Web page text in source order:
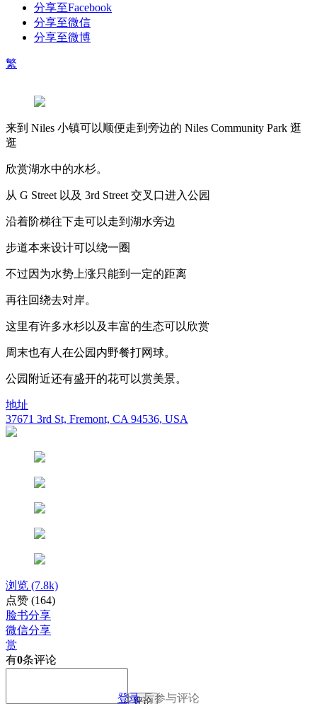
分享至Facebook
分享至微信
分享至微博
繁
来到 Niles 小镇可以顺便走到旁边的 Niles Community Park 逛
逛
欣赏湖水中的水杉。
从 G Street 以及 3rd Street 交叉口进入公园
沿着阶梯往下走可以走到湖水旁边
步道本来设计可以绕一圈
不过因为水势上涨只能到一定的距离
再往回绕去对岸。
这里有许多水杉以及丰富的生态可以欣赏
周末也有人在公园内野餐打网球。
公园附近还有盛开的花可以赏美景。
地址
37671 3rd St, Fremont, CA 94536, USA
浏览 (7.8k)
点赞 (164)
脸书分享
微信分享
赏
有0条评论
登录后参与评论
评论